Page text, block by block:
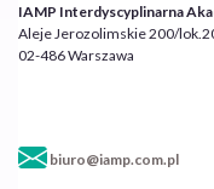
IAMP Interdyscyplinarna
Aleje Jerozolimskie 200/
02-486 Warszawa
biuro@iamp.com.pl